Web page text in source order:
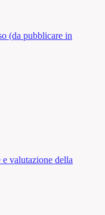
(da pubblicare in
valutazione della